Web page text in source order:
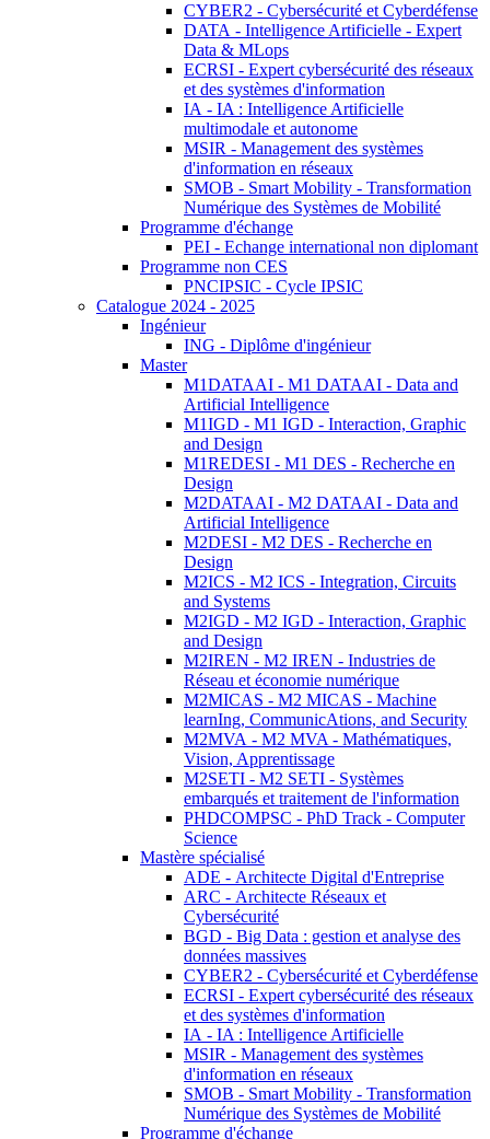
CYBER2 - Cybersécurité et Cyberdéfense
DATA - Intelligence Artificielle - Expert
Data & MLops
ECRSI - Expert cybersécurité des réseaux
et des systèmes d'information
IA - IA : Intelligence Artificielle
multimodale et autonome
MSIR - Management des systèmes
d'information en réseaux
SMOB - Smart Mobility - Transformation
Numérique des Systèmes de Mobilité
Programme d'échange
PEI - Echange international non diplomant
Programme non CES
PNCIPSIC - Cycle IPSIC
Catalogue 2024 - 2025
Ingénieur
ING - Diplôme d'ingénieur
Master
M1DATAAI - M1 DATAAI - Data and
Artificial Intelligence
M1IGD - M1 IGD - Interaction, Graphic
and Design
M1REDESI - M1 DES - Recherche en
Design
M2DATAAI - M2 DATAAI - Data and
Artificial Intelligence
M2DESI - M2 DES - Recherche en
Design
M2ICS - M2 ICS - Integration, Circuits
and Systems
M2IGD - M2 IGD - Interaction, Graphic
and Design
M2IREN - M2 IREN - Industries de
Réseau et économie numérique
M2MICAS - M2 MICAS - Machine
learnIng, CommunicAtions, and Security
M2MVA - M2 MVA - Mathématiques,
Vision, Apprentissage
M2SETI - M2 SETI - Systèmes
embarqués et traitement de l'information
PHDCOMPSC - PhD Track - Computer
Science
Mastère spécialisé
ADE - Architecte Digital d'Entreprise
ARC - Architecte Réseaux et
Cybersécurité
BGD - Big Data : gestion et analyse des
données massives
CYBER2 - Cybersécurité et Cyberdéfense
ECRSI - Expert cybersécurité des réseaux
et des systèmes d'information
IA - IA : Intelligence Artificielle
MSIR - Management des systèmes
d'information en réseaux
SMOB - Smart Mobility - Transformation
Numérique des Systèmes de Mobilité
Programme d'échange